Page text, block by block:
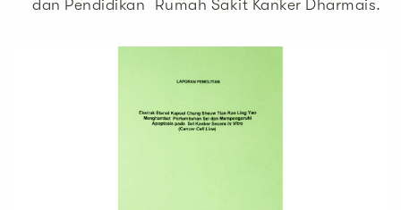
dan Pendidikan Rumah Sakit Kanker Dharmais.